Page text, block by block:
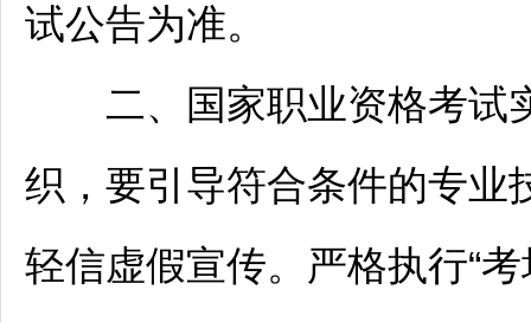
试公告为准。
二、国家职业资格考试
织，要引导符合条件的专业
轻信虚假宣传。严格执行“